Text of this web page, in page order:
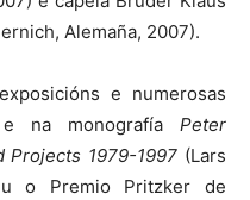
Alemaña, 2007).
e numerosas
e na monografía Peter
Projects 1979-1997 (Lars
o Premio Pritzker de